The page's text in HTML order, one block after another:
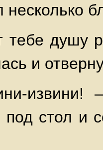
несколько
тебе душу
и
извини!
под стол и